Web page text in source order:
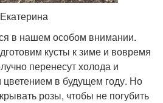
в нашем особом внимании.
кусты к зиме и вовремя
перенесут холода и
в будущем году. Но
розы, чтобы не погубить